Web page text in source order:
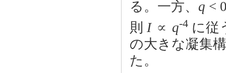
る。一方、 q <
則 I∝ q-4 に従
の大きな凝集
た。